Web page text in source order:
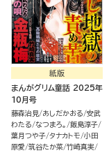
紙版
まんがグリム童話 2025年
10月号
藤森治見 あしだかおる 安武
わたる なつまろ。
飯島淳子
葉月つや子 タナカトモ 小田
原愛 筑谷たか菜 竹崎真実